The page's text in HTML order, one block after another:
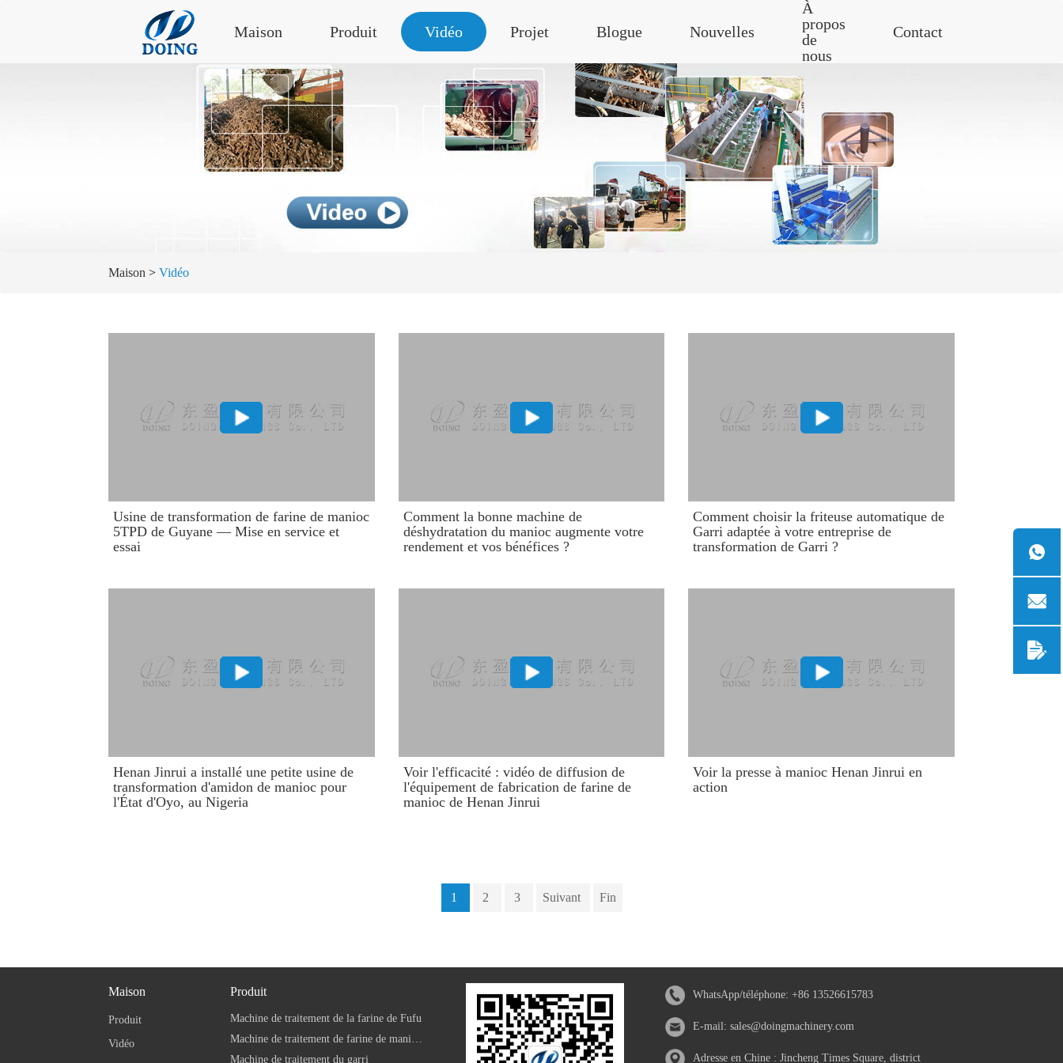
Maison Produit Vidéo Projet Blogue Nouvelles
À
propos
de
nous
Contact
Maison > Vidéo
Usine de transformation de farine de manioc
5TPD de Guyane — Mise en service et
essai
Comment la bonne machine de
déshydratation du manioc augmente votre
rendement et vos bénéfices ?
Comment choisir la friteuse automatique de
Garri adaptée à votre entreprise de
transformation de Garri ?
Henan Jinrui a installé une petite usine de
transformation d'amidon de manioc pour
l'État d'Oyo, au Nigeria
​Voir l'efficacité : vidéo de diffusion de
l'équipement de fabrication de farine de
manioc de Henan Jinrui
Voir la presse à manioc Henan Jinrui en
action
1 2 3 Suivant Fin
Maison
Produit
Vidéo
Produit
Machine de traitement de la farine de Fufu
Machine de traitement du garri
WhatsApp/téléphone: +86 13526615783
E-mail: sales@doingmachinery.com
Adresse en Chine : Jincheng Times Square, district